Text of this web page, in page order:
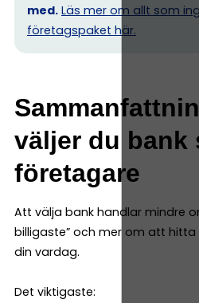
med. Läs mer om allt som
företagspaket här.
väljer du bank
företagare
Att välja bank handlar mindre
billigaste” och mer om att
din vardag.
Det viktigaste: